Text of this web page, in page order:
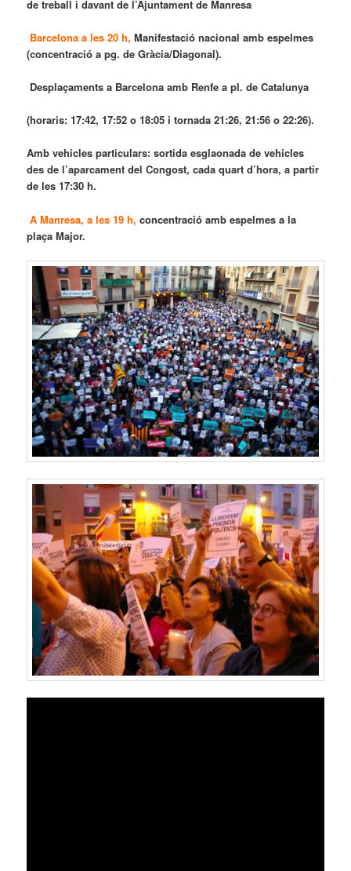
de treballi davant de l’Ajuntament de Manresa
Barcelona a les 20 h,Manifestació nacional amb espelmes
(concentració a pg. de Gràcia/Diagonal).
Desplaçaments a Barcelona amb Renfe a pl. de Catalunya
(horaris: 17:42, 17:52 o 18:05i tornada 21:26, 21:56 o 22:26).
Amb vehicles particulars: sortida esglaonada de vehicles
des de l’aparcament del Congost,cada quart d’hora, a partir
de les 17:30 h.
A Manresa, a les 19 h,concentració amb espelmesa la
plaça Major.